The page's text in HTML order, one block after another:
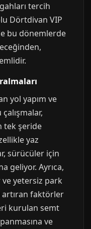
tercih
Dörtdivan VIP
bu dönemlerde
yol yapım ve
çalışmalar,
tek şeride
yaz
sürücüler için
geliyor. Ayrıca,
yetersiz park
faktörler
kurulan semt
ve